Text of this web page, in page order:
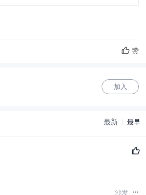
赞
加入
最新 最早
沙发